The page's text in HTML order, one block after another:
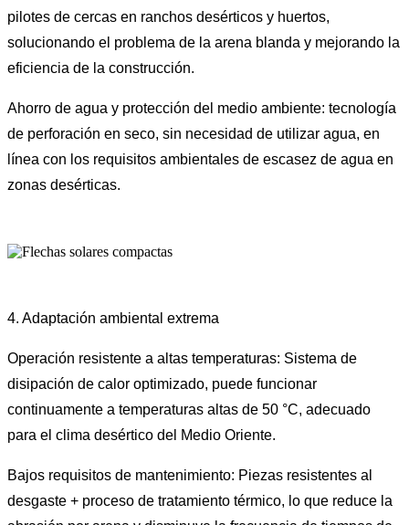
pilotes de cercas en ranchos desérticos y huertos,
solucionando el problema de la arena blanda y mejorando la
eficiencia de la construcción.
Ahorro de agua y protección del medio ambiente: tecnología
de perforación en seco, sin necesidad de utilizar agua, en
línea con los requisitos ambientales de escasez de agua en
zonas desérticas.
4. Adaptación ambiental extrema
Operación resistente a altas temperaturas: Sistema de
disipación de calor optimizado, puede funcionar
continuamente a temperaturas altas de 50 °C, adecuado
para el clima desértico del Medio Oriente.
Bajos requisitos de mantenimiento: Piezas resistentes al
desgaste + proceso de tratamiento térmico, lo que reduce la